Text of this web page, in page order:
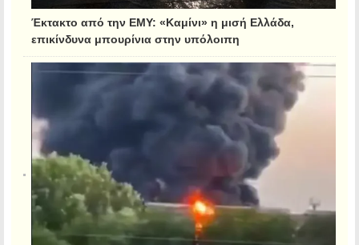
Έκτακτο από την ΕΜΥ: «Καμίνι» η μισή Ελλάδα,
επικίνδυνα μπουρίνια στην υπόλοιπη